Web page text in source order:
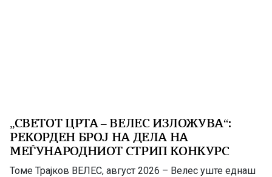
„СВЕТОТ ЦРТА – ВЕЛЕС ИЗЛОЖУВА“:
РЕКОРДЕН БРОЈ НА ДЕЛА НА
МЕЃУНАРОДНИОТ СТРИП КОНКУРС
Томе Трајков ВЕЛЕС, август 2026 – Велес уште еднаш